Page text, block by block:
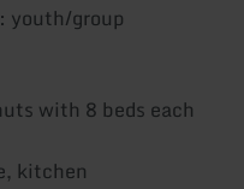
youth/group
with 8 beds each
kitchen